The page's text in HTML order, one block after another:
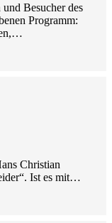
Besucher des
Programm:
Christian
Ist es mit…